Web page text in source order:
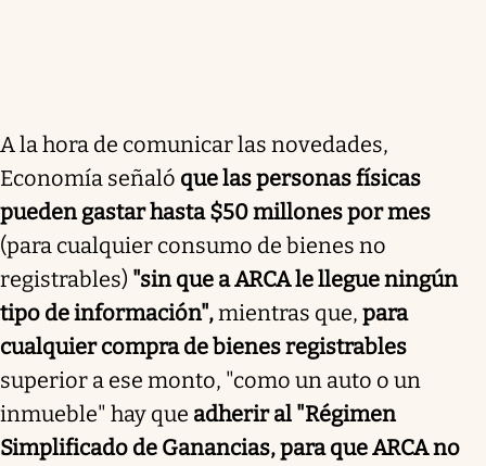
A la hora de comunicar las novedades,
Economía señaló que las personas físicas
pueden gastar hasta $50 millones por mes
(para cualquier consumo de bienes no
registrables) "sin que a ARCA le llegue ningún
tipo de información",mientras que, para
cualquier compra de bienes registrables
superior a ese monto, "como un auto o un
inmueble" hay que adherir al "Régimen
Simplificado de Ganancias, para que ARCA no